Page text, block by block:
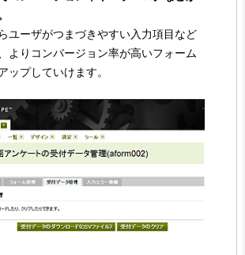
ユーザがつまづきやすい入力項目など
よりコンバージョン率が高いフォーム
ップしていけます。